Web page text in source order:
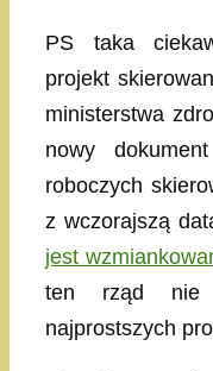
PS taka
projekt
ministerstwa
nowy
roboczych
z wczorajszą
jest
ten rząd nie
najprostszych